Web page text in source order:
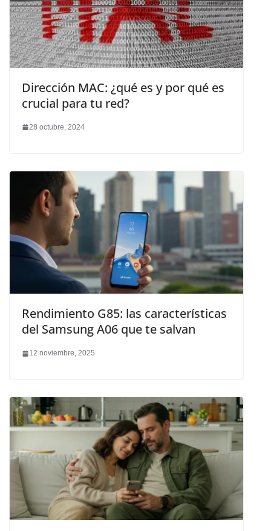
Dirección MAC: ¿qué es y por qué es
crucial para tu red?
28 octubre, 2024
Rendimiento G85: las características
del Samsung A06 que te salvan
12 noviembre, 2025